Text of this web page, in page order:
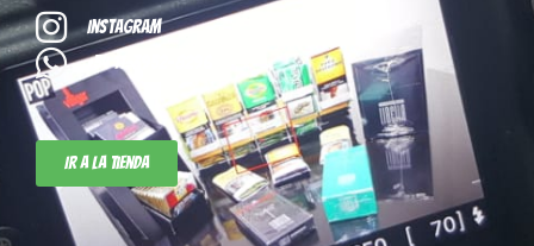
Instagram
+54 11-3952-8296
Ir a la tienda